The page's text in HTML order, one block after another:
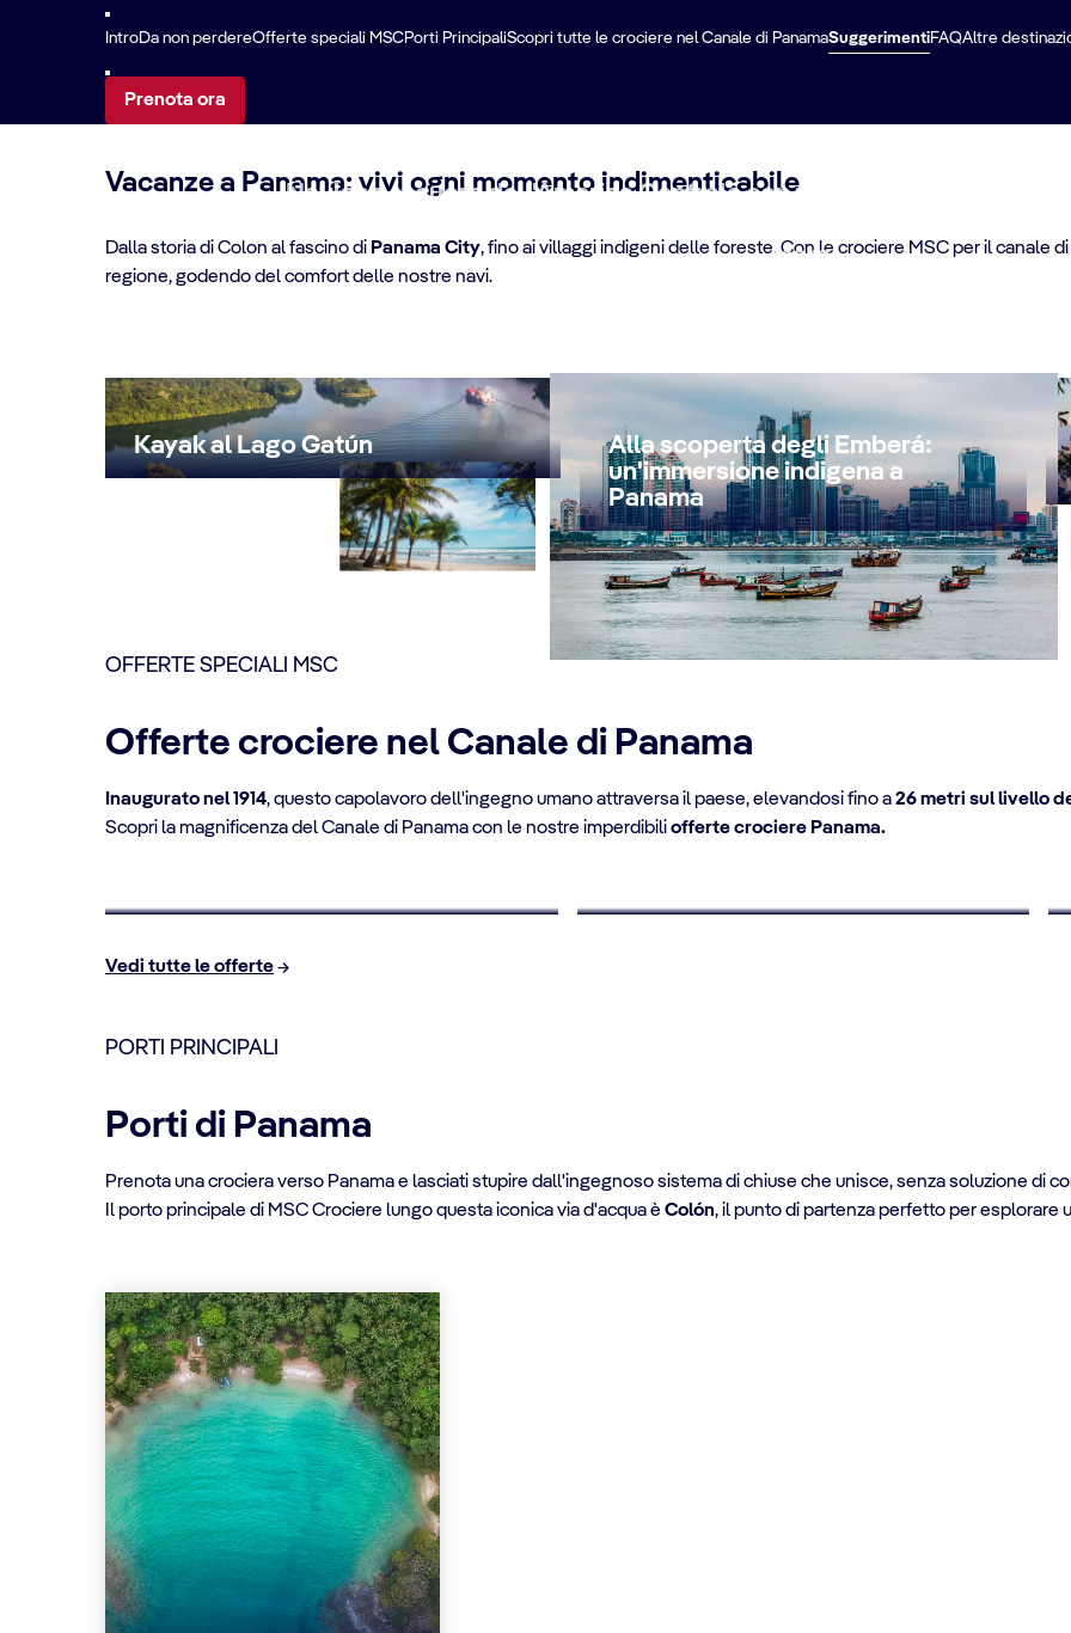
Naviga nel cuore dell'America Centrale con una crociera attraverso
mare.
IntroDa non perdereOfferte speciali MSCPorti PrincipaliScopri tutte le crociere nel Canale di PanamaSuggerimentiFAQAltre
Prenota ora
DA NON PERDERE
Vacanze a Panama: vivi ogni momento indimenticabile
Dalla storia di Colon al fascino di Panama City, fino ai villaggi indigeni delle foreste. Con le crociere MSC per il canale
regione, godendo del comfort delle nostre navi.
Kayak al Lago Gatún
Alla scoperta degli Emberá:
un'immersione indigena a
Panama
OFFERTE SPECIALI MSC
Offerte crociere nel Canale di Panama
Inaugurato nel 1914, questo capolavoro dell'ingegno umano attraversa il paese, elevandosi fino a26 metri sul livello
Scopri la magnificenza del Canale di Panama con le nostre imperdibiliofferte crociere Panama.
Vedi tutte le offerte
PORTI PRINCIPALI
Porti di Panama
Prenota una crociera verso Panama e lasciati stupire dall'ingegnoso sistema di chiuse che unisce, senza soluzione di
Il porto principale di MSC Crociere lungo questa iconica via d'acqua è Colón, il punto di partenza perfetto per esplorare